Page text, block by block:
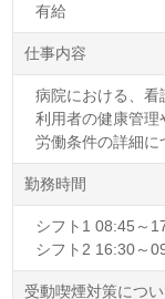
有給
仕事内容
病院における、看
利用者の健康管
労働条件の詳細に
勤務時間
シフト1 08:45～
シフト2 16:30～
受動喫煙対策につい